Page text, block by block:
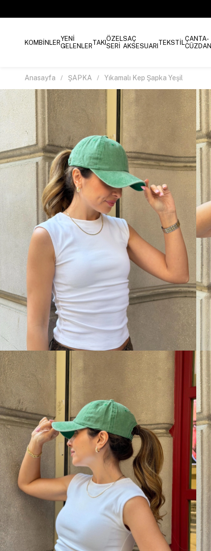
KOMBİNLERYENİ
GELENLERTAKIÖZEL
SERİ
SAÇ
AKSESUARI TEKSTİLÇANTA-
CÜZDAN
Anasayfa ŞAPKA Yıkamalı Kep Şapka Yeşil